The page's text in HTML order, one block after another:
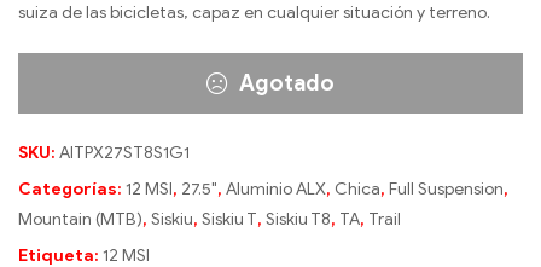
suiza de las bicicletas, capaz en cualquier situación y terreno.
Agotado
SKU: AITPX27ST8S1G1
Categorías: 12 MSI, 27.5", Aluminio ALX, Chica, Full Suspension,
Mountain (MTB), Siskiu, Siskiu T, Siskiu T8, TA, Trail
Etiqueta: 12 MSI